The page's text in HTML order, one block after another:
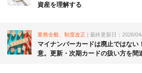
資産を理解する
業務全般、制度改正 | 最終更新日：2026/
マイナンバーカードは廃止ではない
意。更新・次期カードの扱い方を間